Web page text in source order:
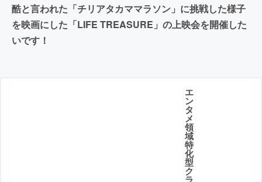
酷と言われた「チリアタカママラソン」に挑戦した様子
を映画にした「LIFE TREASURE」の上映会を開催した
いです！
エ
ン
タ
メ
領
域
特
化
型
ク
ラ